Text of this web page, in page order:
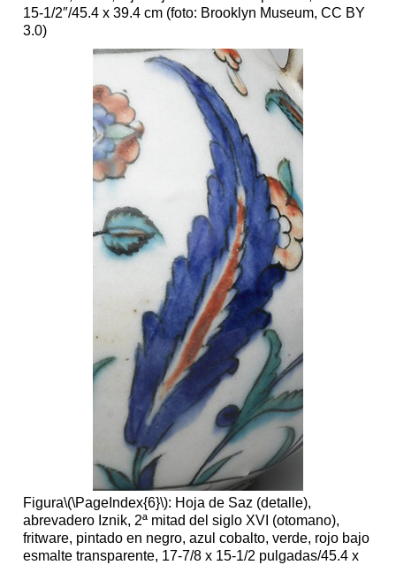
15-1/2″/45.4 x 39.4 cm (foto: Brooklyn Museum, CC BY
3.0)
Figura\(\PageIndex{6}\): Hoja de Saz (detalle),
abrevadero Iznik, 2ª mitad del siglo XVI (otomano),
fritware, pintado en negro, azul cobalto, verde, rojo bajo
esmalte transparente, 17-7/8 x 15-1/2 pulgadas/45.4 x